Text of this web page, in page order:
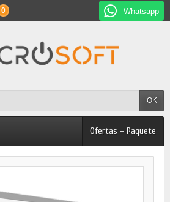
Whatsapp
OK
0
Ofertas - Paquete